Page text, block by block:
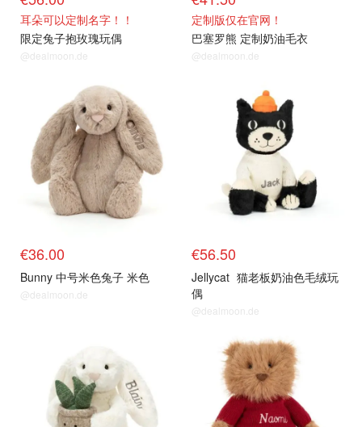
耳朵可以定制名字！！
限定兔子抱玫瑰玩偶
@dealmoon.de
定制版仅在官网！
巴塞罗熊 定制奶油毛衣
@dealmoon.de
€36.00
Bunny 中号米色兔子 米色
@dealmoon.de
€56.50
Jellycat 猫老板奶油色毛绒玩
偶
@dealmoon.de